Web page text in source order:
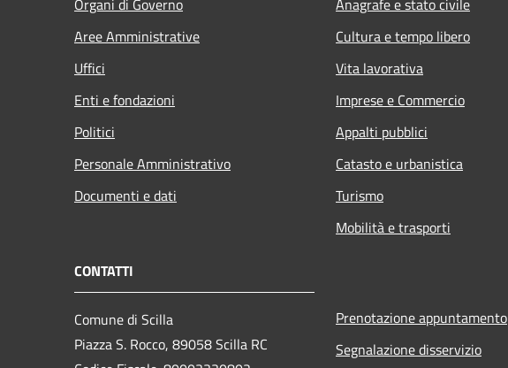
Aree Amministrative
Uffici
Enti e fondazioni
Politici
Personale Amministrativo
Documenti e dati
Cultura e tempo libero
Vita lavorativa
Imprese e Commercio
Appalti pubblici
Catasto e urbanistica
Turismo
Mobilità e trasporti
CONTATTI
Comune di Scilla
Piazza S. Rocco, 89058 Scilla RC
Prenotazione appuntamento
Segnalazione disservizio